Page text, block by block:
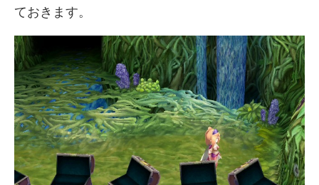
ておきます。